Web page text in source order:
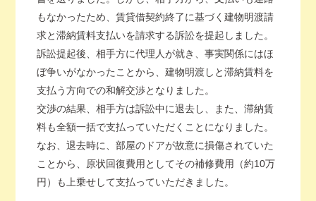
もなかったため、賃貸借契約終了に基づく建物明渡請
求と滞納賃料支払いを請求する訴訟を提起しました。
訴訟提起後、相手方に代理人が就き、事実関係にはほ
ぼ争いがなかったことから、建物明渡しと滞納賃料を
支払う方向での和解交渉となりました。
交渉の結果、相手方は訴訟中に退去し、また、滞納賃
料も全額一括で支払っていただくことになりました。
なお、退去時に、部屋のドアが故意に損傷されていた
ことから、原状回復費用としてその補修費用（約10万
円）も上乗せして支払っていただきました。